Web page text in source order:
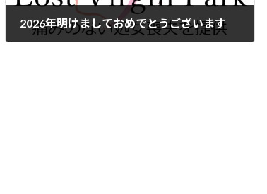
2026年明けましておめでとうございます